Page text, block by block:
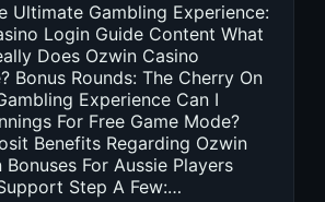
Ultimate Gambling Experience:
Login Guide Content What
Does Ozwin Casino
Bonus Rounds: The Cherry On
Experience Can I
For Free Game Mode?
Benefits Regarding Ozwin
For Aussie Players
Step A Few:…